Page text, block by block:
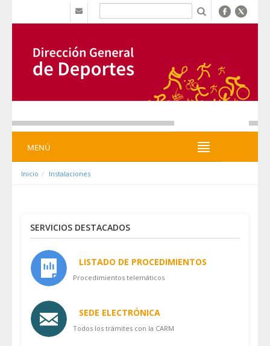
MENÚ
Inicio Instalaciones
SERVICIOS DESTACADOS
LISTADO DE PROCEDIMIENTOS
Procedimientos telemáticos
SEDE ELECTRÓNICA
Todos los trámites con la CARM